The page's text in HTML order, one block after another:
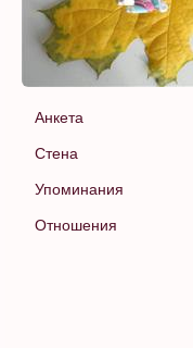
Анкета
Стена
Упоминания
Отношения